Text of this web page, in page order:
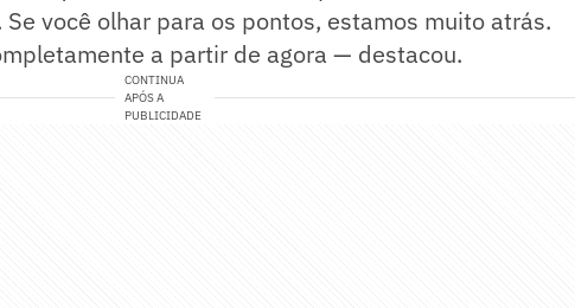
você olhar para os pontos, estamos muito atrás.
a partir de agora — destacou.
CONTINUA
APÓS A
PUBLICIDADE